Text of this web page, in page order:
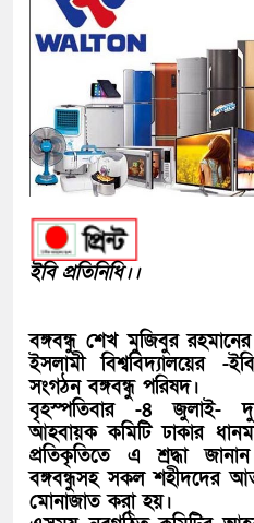
ইবি প্রতিনিধি।।
বঙ্গবন্ধু শেখ মুজিবুর রহমানের
ইসলামী বিশ্ববিদ্যালয়ের -
সংগঠন বঙ্গবন্ধু পরিষদ।
বৃহস্পতিবার -৪ জুলাই-
আহবায়ক কমিটি ঢাকার
প্রতিকৃতিতে এ শ্রদ্ধা
বঙ্গবন্ধুসহ সকল শহীদদের
মোনাজাত করা হয়।